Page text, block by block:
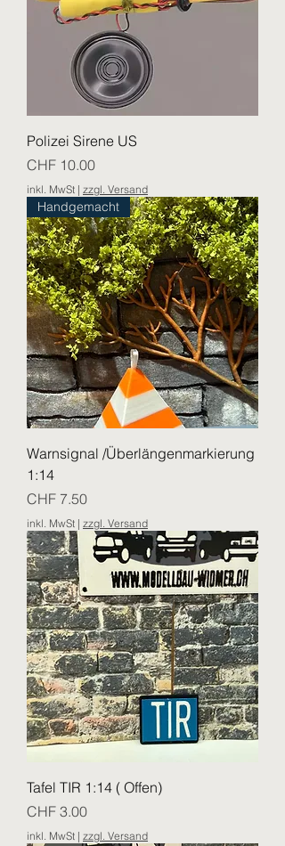
Polizei Sirene US
Preis
CHF 10.00
inkl. MwSt | zzgl. Versand
Handgemacht
Warnsignal /Überlängenmarkierung
1:14
Preis
CHF 7.50
inkl. MwSt | zzgl. Versand
Tafel TIR 1:14 ( Offen)
Preis
CHF 3.00
inkl. MwSt | zzgl. Versand